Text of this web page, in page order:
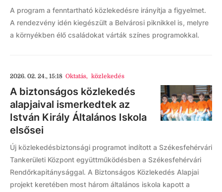
A program a fenntartható közlekedésre irányítja a figyelmet.
A rendezvény idén kiegészült a Belvárosi piknikkel is, melyre
a környékben élő családokat várták színes programokkal.
2026. 02. 24., 15:18 Oktatás, közlekedés
A biztonságos közlekedés
alapjaival ismerkedtek az
István Király Általános Iskola
elsősei
Új közlekedésbiztonsági programot indított a Székesfehérvári
Tankerületi Központ együttműködésben a Székesfehérvári
Rendőrkapitánysággal. A Biztonságos Közlekedés Alapjai
projekt keretében most három általános iskola kapott a